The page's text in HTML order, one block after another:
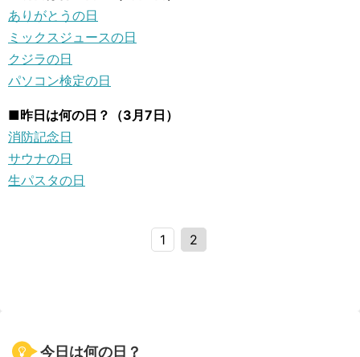
ありがとうの日
ミックスジュースの日
クジラの日
パソコン検定の日
■昨日は何の日？（3月7日）
消防記念日
サウナの日
生パスタの日
1 2
今日は何の日？